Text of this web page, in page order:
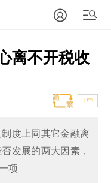
离不开税收
T中
度上同其它金融离
发展的两大因素，
项